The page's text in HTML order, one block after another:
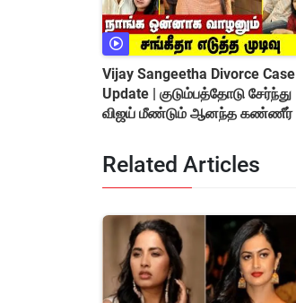
Vijay Sangeetha Divorce Case
Update | குடும்பத்தோடு சேர்ந்து
விஜய் மீண்டும் ஆனந்த கண்ணீர்
Related Articles